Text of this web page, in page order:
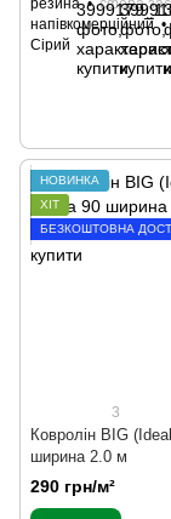
напівкомерційний
Сірий
НОВИНКА
ХІТ
БЕЗКОШТОВНА
3
Ковролін BIG
ширина 2.0 м
290 грн/м²